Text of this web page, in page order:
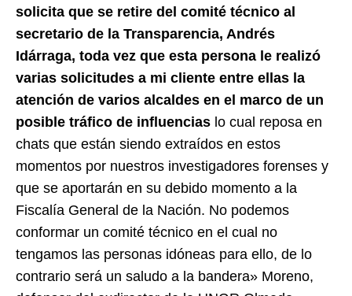
solicita que se retire del comité técnico al
secretario de la Transparencia, Andrés
Idárraga, toda vez que esta persona le realizó
varias solicitudes a mi cliente entre ellas la
atención de varios alcaldes en el marco de un
posible tráfico de influencias lo cual reposa en
chats que están siendo extraídos en estos
momentos por nuestros investigadores forenses y
que se aportarán en su debido momento a la
Fiscalía General de la Nación. No podemos
conformar un comité técnico en el cual no
tengamos las personas idóneas para ello, de lo
contrario será un saludo a la bandera» Moreno,